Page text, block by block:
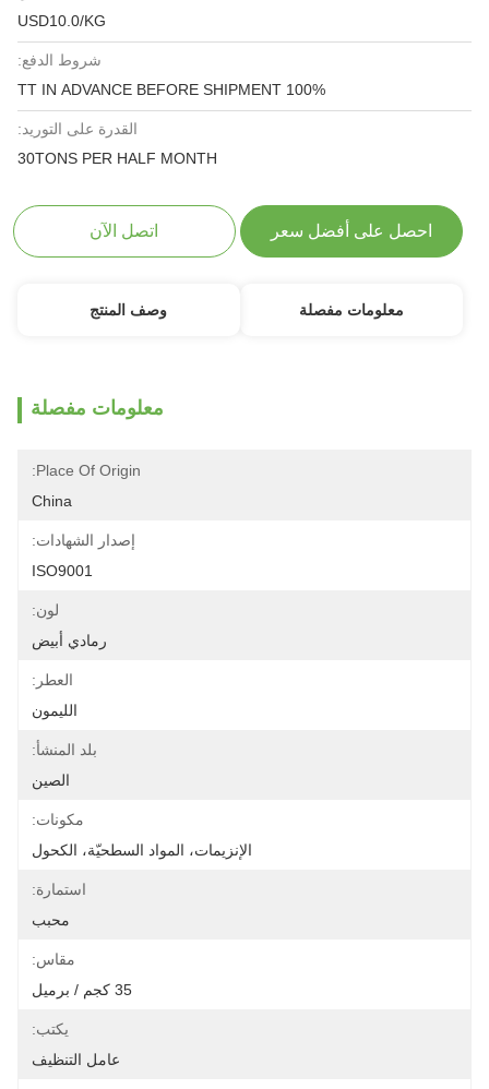
USD10.0/KG
شروط الدفع:
100% TT IN ADVANCE BEFORE SHIPMENT
القدرة على التوريد:
30TONS PER HALF MONTH
احصل على أفضل سعر اتصل الآن
معلومات مفصلة وصف المنتج
معلومات مفصلة
Place Of Origin:
China
إصدار الشهادات:
ISO9001
لون:
رمادي أبيض
العطر:
الليمون
بلد المنشأ:
الصين
مكونات:
الإنزيمات، المواد السطحيّة، الكحول
استمارة:
محبب
مقاس:
35 كجم / برميل
يكتب:
عامل التنظيف